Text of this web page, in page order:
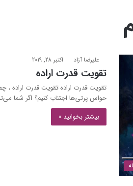
علیرضا آزاد اکتبر 28, 2019
تقویت قدرت اراده
تقویت قدرت اراده تقویت قدرت اراده ،
حواس پرتی‌ها اجتناب کنیم؟ اگر شما
بیشتر بخوانید »